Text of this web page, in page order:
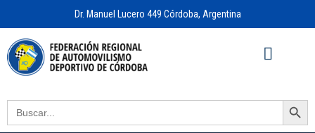
Dr. Manuel Lucero 449 Córdoba, Argentina
Search
for:
Search Button